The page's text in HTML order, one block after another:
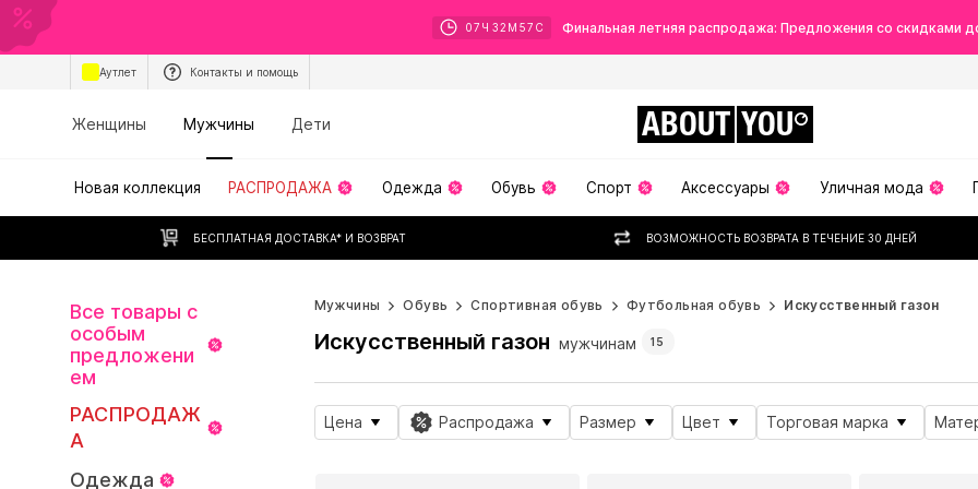
07 Ч 32 М 55 С Финальная летняя распродажа: Предложения со скидками
Аутлет Контакты и помощь
Женщины Мужчины Дети ABOUT YOU
Новая коллекция РАСПРОДАЖА Одежда Обувь Спорт Аксессуары Уличная мода
БЕСПЛАТНАЯ ДОСТАВКА* И ВОЗВРАТ ВОЗМОЖНОСТЬ ВОЗВРАТА В ТЕЧЕНИЕ 30 ДНЕЙ
Все товары с
особым
предложени
ем
РАСПРОДАЖ
А
Одежда
Мужчины Обувь Спортивная обувь Футбольная обувь Искусственный газон
Искусственный газон мужчинам 15
Цена Распродажа Размер Цвет Торговая марка